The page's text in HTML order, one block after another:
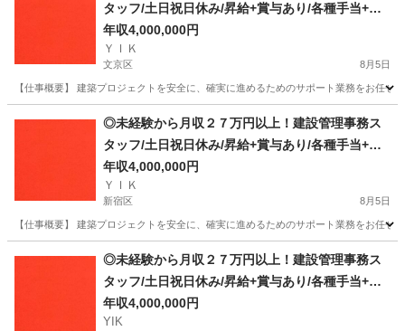
タッフ/土日祝日休み/昇給+賞与あり/各種手当+寮
完備
年収4,000,000円
ＹＩＫ
文京区 8月5日
【仕事概要】 建築プロジェクトを安全に、確実に進めるためのサポート業務をお任
事務 未経験
◎未経験から月収２７万円以上！建設管理事務ス
タッフ/土日祝日休み/昇給+賞与あり/各種手当+寮
完備
年収4,000,000円
ＹＩＫ
新宿区 8月5日
【仕事概要】 建築プロジェクトを安全に、確実に進めるためのサポート業務をお任
事務 未経験
◎未経験から月収２７万円以上！建設管理事務ス
タッフ/土日祝日休み/昇給+賞与あり/各種手当+寮
完備
年収4,000,000円
YIK